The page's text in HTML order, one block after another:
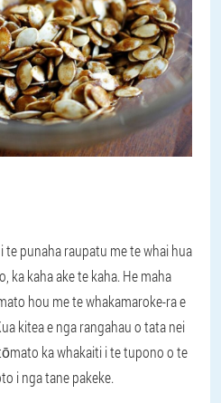
te punaha raupatu me te whai hua
ka kaha ake te kaha. He maha
hou me te whakamaroke-ra e
kitea e nga rangahau o tata nei
ka whakaiti i te tupono o te
i nga tane pakeke.